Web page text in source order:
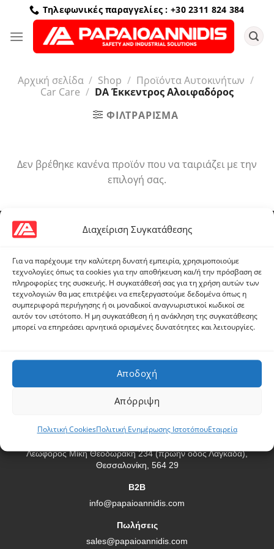
Διαχείριση Συγκατάθεσης
Για να παρέχουμε την καλύτερη δυνατή εμπειρία, χρησιμοποιούμε
τεχνολογίες όπως τα cookies για την αποθήκευση και/ή την πρόσβαση σε
πληροφορίες της συσκευής. Η συγκατάθεσή σας για τη χρήση αυτών των
τεχνολογιών θα μας επιτρέψει να επεξεργαστούμε δεδομένα όπως η
συμπεριφορά περιήγησης ή οι μοναδικοί αναγνωριστικοί κωδικοί σε
αυτόν τον ιστότοπο. Η μη συγκατάθεση ή η ανάκληση της συγκατάθεσης
μπορεί να επηρεάσει αρνητικά ορισμένες δυνατότητες και λειτουργίες.
Αποδοχή
Απόρριψη
Πολιτική CookiesΠολιτική Ενημέρωσης ΙστοτόπουΕταιρεία
Μετάβαση
περιεχόμενο
Τηλεφωνικές παραγγελίες : +30 2311 824 384
Αρχική σελίδα / Shop / Προϊόντα Αυτοκινήτων /
Car Care / DA Έκκεντρος Αλοιφαδόρος
ΦΙΛΤΡΆΡΙΣΜΑ
Δεν βρέθηκε κανένα προϊόν που να ταιριάζει με την
επιλογή σας.
Fall Protection
ATG® Glove Finder
3M™ Cubitron™ II
3M™ VHB™
Πολιτική Ενημέρωσης Ιστοτόπου
Στοιχεία Εταιρείας
Πολιτική Cookies
Επικοινωνία
Λεωφόρος Μίκη Θεοδωράκη 234 (πρώην οδός Λαγκαδά),
Θεσσαλονίκη, 564 29
B2B
info@papaioannidis.com
Πωλήσεις
sales@papaioannidis.com